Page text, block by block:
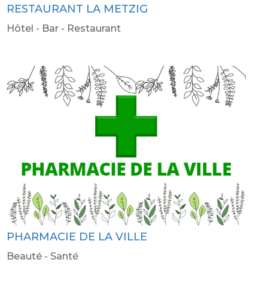
RESTAURANT LA METZIG
Hôtel - Bar - Restaurant
PHARMACIE DE LA VILLE
Beauté - Santé